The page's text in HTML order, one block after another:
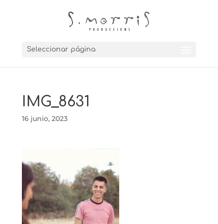
Seleccionar página
IMG_8631
16 junio, 2023